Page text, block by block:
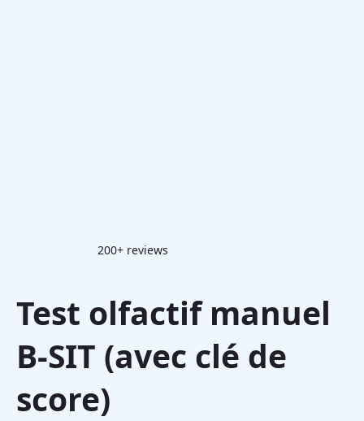
200+ reviews
Test olfactif manuel
B-SIT (avec clé de
score)